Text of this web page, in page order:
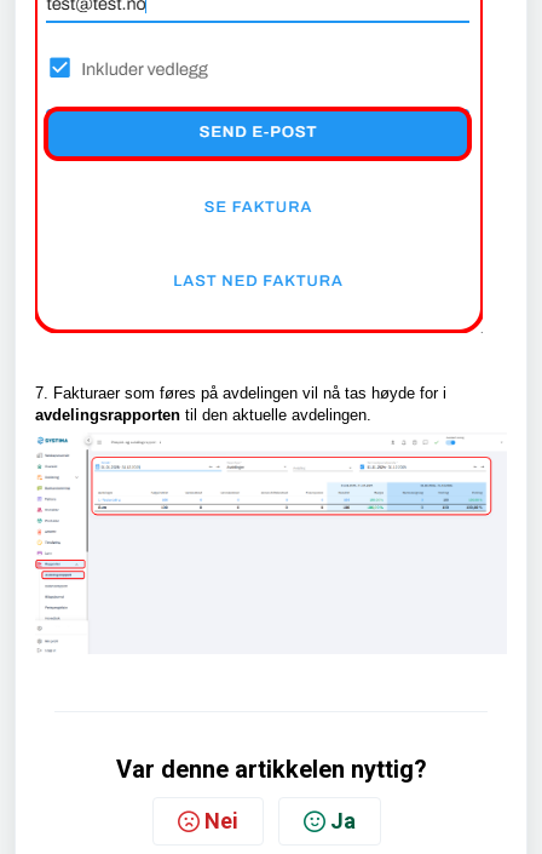
7. Fakturaer som føres på avdelingen vil nå tas høyde for i
avdelingsrapporten til den aktuelle avdelingen.
Var denne artikkelen nyttig?
Nei Ja